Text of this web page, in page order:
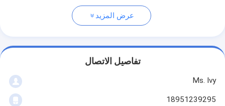
عرض المزيد
تفاصيل الاتصال
Ms. Ivy
18951239295